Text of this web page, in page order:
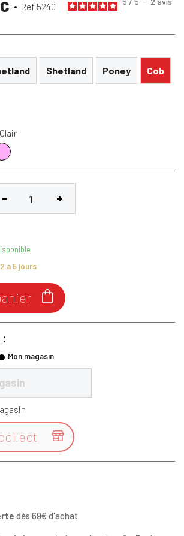
Ref 5240
Shetland Poney Cob
à 5 jours

Mon magasin

dès 69€ d'achat